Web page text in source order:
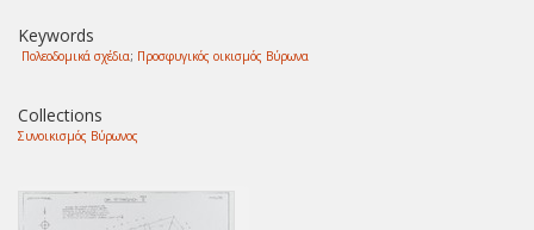
Keywords
Πολεοδομικά σχέδια; Προσφυγικός οικισμός Βύρωνα
Collections
Συνοικισμός Βύρωνος